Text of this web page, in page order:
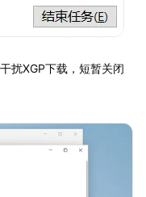
扰XGP下载，短暂关闭